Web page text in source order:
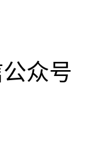
众号